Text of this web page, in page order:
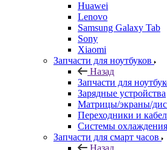
Huawei
Lenovo
Samsung Galaxy Tab
Sony
Xiaomi
Запчасти для ноутбуков
Назад
Запчасти для
Зарядные устройства
Матрицы/экраны/
Переходники и
Системы охлаждения
Запчасти для смарт часов
Назад